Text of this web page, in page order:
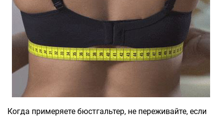
Когда примеряете бюстгальтер, не переживайте, если